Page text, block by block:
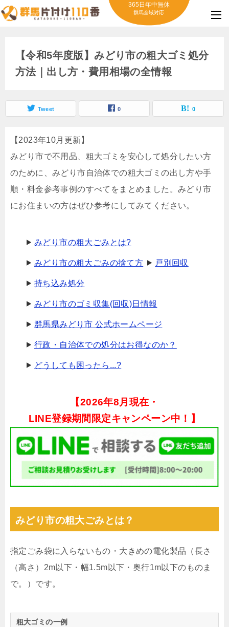
365日年中無休
群馬全域対応
【令和5年度版】みどり市の粗大ゴミ処分
方法｜出し方・費用相場の全情報
Tweet 0 0
【2023年10月更新】
みどり市で不用品、粗大ゴミを安心して処分したい方
のために、みどり市自治体での粗大ゴミの出し方や手
順・料金参考事例のすべてをまとめました。みどり市
にお住まいの方はぜひ参考にしてみてください。
みどり市の粗大ごみとは?
みどり市の粗大ごみの捨て方 戸別回収
持ち込み処分
みどり市のゴミ収集(回収)日情報
群馬県みどり市 公式ホームページ
行政・自治体での処分はお得なのか？
どうしても困ったら...?
【2026年8月現在・
LINE登録期間限定キャンペーン中！】
みどり市の粗大ごみとは？
指定ごみ袋に入らないもの・大きめの電化製品（長さ
（高さ）2m以下・幅1.5m以下・奥行1m以下のものま
で。）です。
粗大ゴミの一例